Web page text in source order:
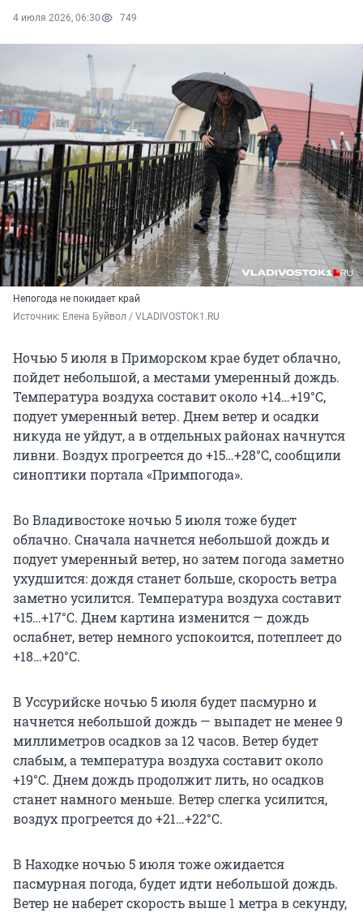
4 июля 2026, 06:30 749
Непогода не покидает край
Источник: Елена Буйвол / VLADIVOSTOK1.RU
Ночью 5 июля в Приморском крае будет облачно,
пойдет небольшой, а местами умеренный дождь.
Температура воздуха составит около +14…+19°C,
подует умеренный ветер. Днем ветер и осадки
никуда не уйдут, а в отдельных районах начнутся
ливни. Воздух прогреется до +15…+28°C, сообщили
синоптики портала «Примпогода».
Во Владивостоке ночью 5 июля тоже будет
облачно. Сначала начнется небольшой дождь и
подует умеренный ветер, но затем погода заметно
ухудшится: дождя станет больше, скорость ветра
заметно усилится. Температура воздуха составит
+15…+17°C. Днем картина изменится — дождь
ослабнет, ветер немного успокоится, потеплеет до
+18…+20°C.
В Уссурийске ночью 5 июля будет пасмурно и
начнется небольшой дождь — выпадет не менее 9
миллиметров осадков за 12 часов. Ветер будет
слабым, а температура воздуха составит около
+19°C. Днем дождь продолжит лить, но осадков
станет намного меньше. Ветер слегка усилится,
воздух прогреется до +21…+22°C.
В Находке ночью 5 июля тоже ожидается
пасмурная погода, будет идти небольшой дождь.
Ветер не наберет скорость выше 1 метра в секунду,